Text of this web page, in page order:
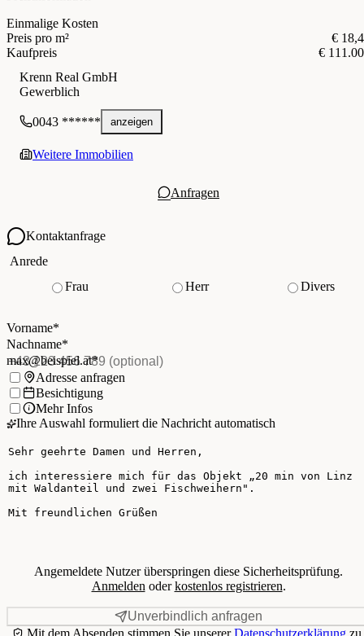
Einmalige Kosten
Preis pro m²
€
Kaufpreis
€
Krenn Real GmbH
Gewerblich
0043 ****** anzeigen
Weitere Immobilien
Anfragen
Kontaktanfrage
Ihre Kontaktdaten
Anrede
Frau
Herr
Divers
Vorname*
Nachname
Nachname*
E-Mail*(Pflichtfeld)
max@beispiel.at*
Telefon(optional)
Ich möchte:Adresse anfragen
Besichtigung
Mehr Infos
Ihre Auswahl formuliert die Nachricht automatisch
Ihre Nachricht
Angemeldete Nutzer überspringen diese Sicherheitsprüfung.
Anmelden oderkostenlos registrieren.
Unverbindlich anfragen